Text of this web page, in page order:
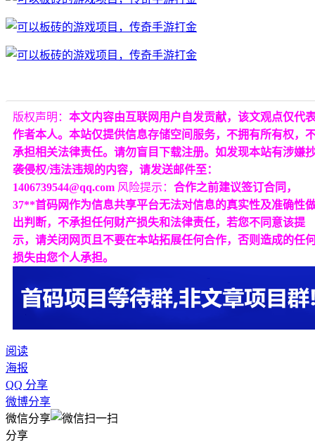
版权声明： 本文内容由互联网用户自发贡献，该文观点仅代
作者本人。本站仅提供信息存储空间服务，不拥有所有权，
承担相关法律责任。请勿盲目下载注册。如发现本站有涉嫌
袭侵权/违法违规的内容，请发送邮件至：
1406739544@qq.com 风险提示： 合作之前建议签订合同，
37**首码网作为信息共享平台无法对信息的真实性及准确性
出判断，不承担任何财产损失和法律责任，若您不同意该提
示，请关闭网页且不要在本站拓展任何合作，否则造成的任
损失由您个人承担。
阅读
海报
QQ 分享
微博分享
微信分享
分享